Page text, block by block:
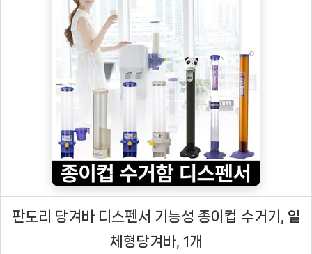
판도리 당겨바 디스펜서 기능성 종이컵 수거기, 일
체형당겨바, 1개